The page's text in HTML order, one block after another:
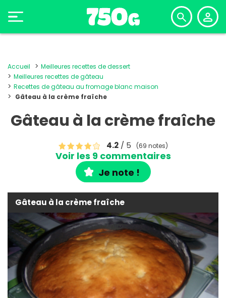
Accueil
Meilleures recettes de dessert
Meilleures recettes de gâteau
Recettes de gâteau au fromage blanc maison
Gâteau à la crème fraîche
Gâteau à la crème fraîche
4.2/ 5 (69 notes)
Voir les 9 commentaires
Je note !
Gâteau à la crème fraîche